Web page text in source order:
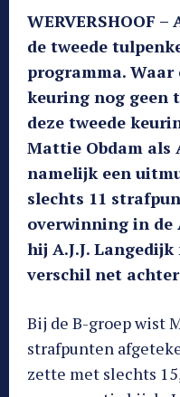
WERVERSHOOF
de tweede
programma.
keuring nog geen
deze tweede
Mattie Obdam als
namelijk een
slechts 11
overwinning in de
hij A.J.J.
verschil net
Bij de B-groep wist
strafpunten
zette met slechts